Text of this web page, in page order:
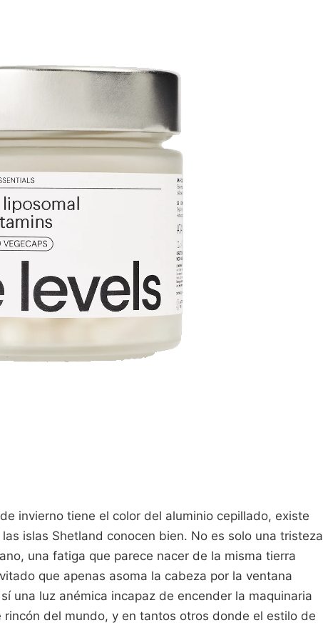
invierno tiene el color del aluminio cepillado, existe
islas Shetland conocen bien. No es solo una tristeza
una fatiga que parece nacer de la misma tierra
que apenas asoma la cabeza por la ventana
una luz anémica incapaz de encender la maquinaria
rincón del mundo, y en tantos otros donde el estilo de